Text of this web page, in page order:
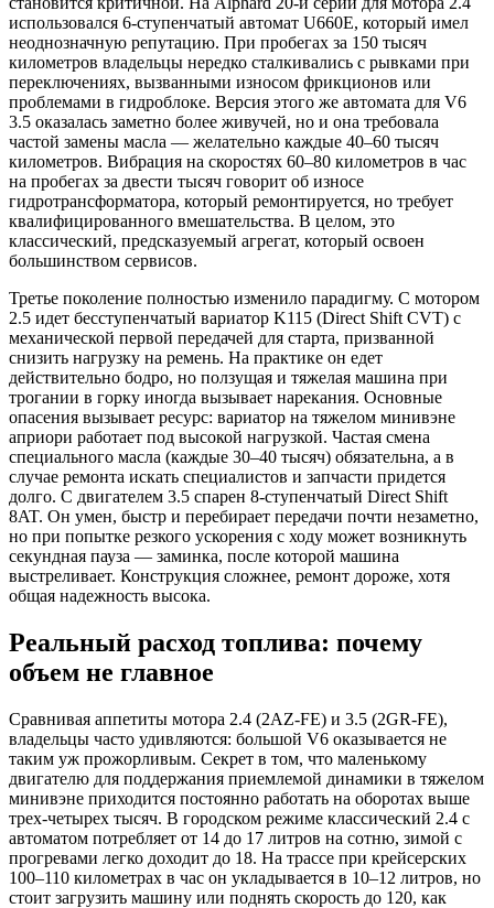
использовался 6-ступенчатый автомат U660E, который имел
неоднозначную репутацию. При пробегах за 150 тысяч
километров владельцы нередко сталкивались с рывками при
переключениях, вызванными износом фрикционов или
проблемами в гидроблоке. Версия этого же автомата для V6
3.5 оказалась заметно более живучей, но и она требовала
частой замены масла — желательно каждые 40–60 тысяч
километров. Вибрация на скоростях 60–80 километров в час
на пробегах за двести тысяч говорит об износе
гидротрансформатора, который ремонтируется, но требует
квалифицированного вмешательства. В целом, это
классический, предсказуемый агрегат, который освоен
большинством сервисов.
Третье поколение полностью изменило парадигму. С мотором
2.5 идет бесступенчатый вариатор K115 (Direct Shift CVT) с
механической первой передачей для старта, призванной
снизить нагрузку на ремень. На практике он едет
действительно бодро, но ползущая и тяжелая машина при
трогании в горку иногда вызывает нарекания. Основные
опасения вызывает ресурс: вариатор на тяжелом минивэне
априори работает под высокой нагрузкой. Частая смена
специального масла (каждые 30–40 тысяч) обязательна, а в
случае ремонта искать специалистов и запчасти придется
долго. С двигателем 3.5 спарен 8-ступенчатый Direct Shift
8AT. Он умен, быстр и перебирает передачи почти незаметно,
но при попытке резкого ускорения с ходу может возникнуть
секундная пауза — заминка, после которой машина
выстреливает. Конструкция сложнее, ремонт дороже, хотя
общая надежность высока.
Реальный расход топлива: почему
объем не главное
Сравнивая аппетиты мотора 2.4 (2AZ-FE) и 3.5 (2GR-FE),
владельцы часто удивляются: большой V6 оказывается не
таким уж прожорливым. Секрет в том, что маленькому
двигателю для поддержания приемлемой динамики в тяжелом
минивэне приходится постоянно работать на оборотах выше
трех-четырех тысяч. В городском режиме классический 2.4 с
автоматом потребляет от 14 до 17 литров на сотню, зимой с
прогревами легко доходит до 18. На трассе при крейсерских
100–110 километрах в час он укладывается в 10–12 литров, но
стоит загрузить машину или поднять скорость до 120, как